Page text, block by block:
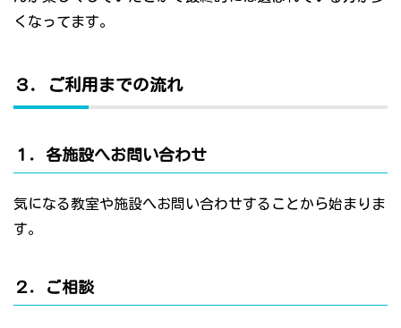
くなってます。
３．ご利用までの流れ
１．各施設へお問い合わせ
気になる教室や施設へお問い合わせすることから始まりま
す。
２．ご相談